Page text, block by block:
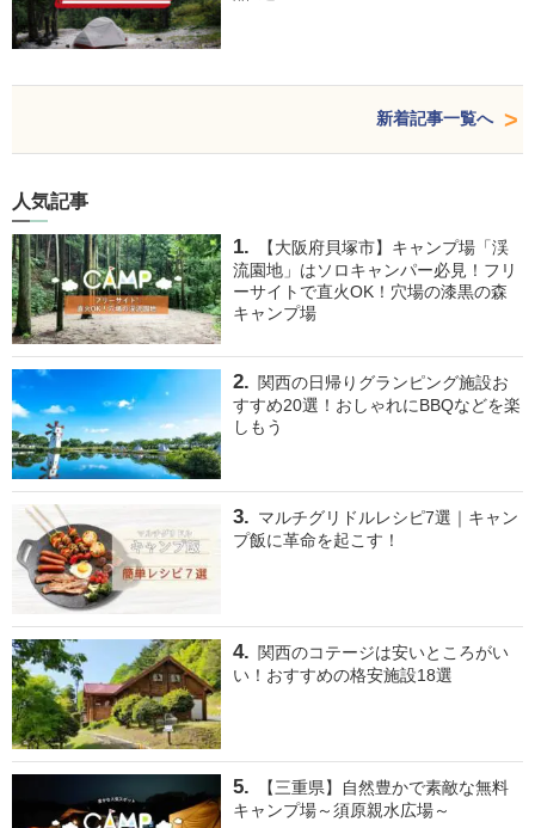
新着記事一覧へ
人気記事
【大阪府貝塚市】キャンプ場「渓
流園地」はソロキャンパー必見！フリ
ーサイトで直火OK！穴場の漆黒の森
キャンプ場
関西の日帰りグランピング施設お
すすめ20選！おしゃれにBBQなどを楽
しもう
マルチグリドルレシピ7選｜キャン
プ飯に革命を起こす！
関西のコテージは安いところがい
い！おすすめの格安施設18選
【三重県】自然豊かで素敵な無料
キャンプ場～須原親水広場～